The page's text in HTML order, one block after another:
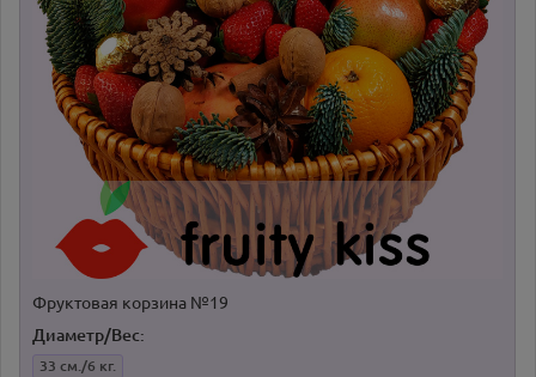
Фруктовая корзина №19
Диаметр/Вес:
33 см./6 кг.